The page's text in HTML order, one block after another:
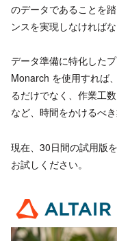
のデータであることを
ンスを実現しなければな
データ準備に特化した
Monarch を使用すれば
るだけでなく、作業工
など、時間をかけるべ
現在、30日間の試用版
お試しください。